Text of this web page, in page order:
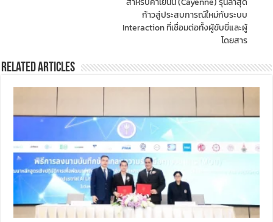
ก้าวสู่ประสบการณ์ใหม่กับระบบ
Interaction ที่เชื่อมต่อทั้งผู้ขับขี่และผู้
โดยสาร
Related Articles